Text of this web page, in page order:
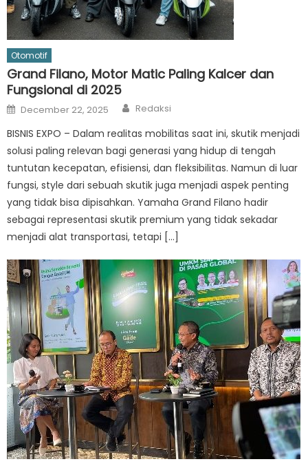
Otomotif
Grand Filano, Motor Matic Paling Kalcer dan
Fungsional di 2025
Posted
on
December 22, 2025 Author
Redaksi
BISNIS EXPO – Dalam realitas mobilitas saat ini, skutik menjadi
solusi paling relevan bagi generasi yang hidup di tengah
tuntutan kecepatan, efisiensi, dan fleksibilitas. Namun di luar
fungsi, style dari sebuah skutik juga menjadi aspek penting
yang tidak bisa dipisahkan. Yamaha Grand Filano hadir
sebagai representasi skutik premium yang tidak sekadar
menjadi alat transportasi, tetapi […]